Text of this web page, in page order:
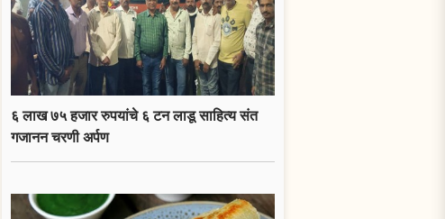
६ लाख ७५ हजार रुपयांचे ६ टन लाडू साहित्य संत
गजानन चरणी अर्पण